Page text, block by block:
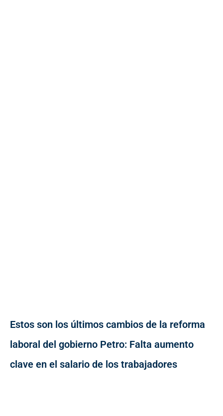
Estos son los últimos cambios de la reforma
laboral del gobierno Petro: Falta aumento
clave en el salario de los trabajadores